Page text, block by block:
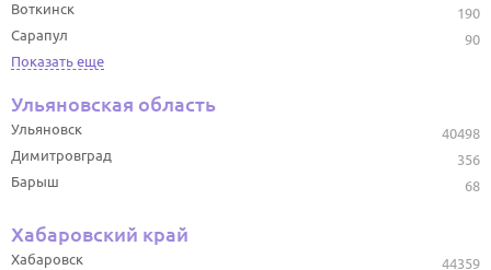
190
Воткинск
90
Сарапул
Показать еще
Ульяновская область
40498
Ульяновск
356
Димитровград
68
Барыш
Хабаровский край
44359
Хабаровск